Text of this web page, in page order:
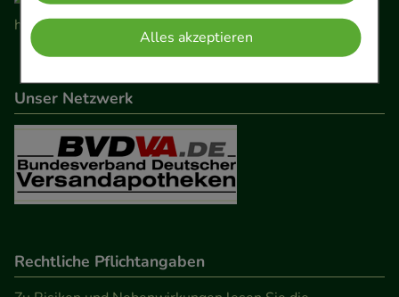
verzichtet werden kann.
Komfort:Diese Cookies werden genutzt um das
Einkaufserlebnis noch ansprechender zu gestalten,
beispielsweise für die Wiedererkennung des
Besuchers oder unsere Seite an bevorzugte
Verhaltensweisen (z.B. Spracheinstellung)
anzupassen. Komfort-Cookies ermöglichen es uns
auch auf Ihre Bedürfnisse zugeschrittene Inhalte
betreiben.
Alles akzeptieren
Unser Netzwerk
Rechtliche Pflichtangaben